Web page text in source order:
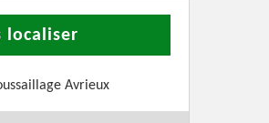
localiser
Avrieux